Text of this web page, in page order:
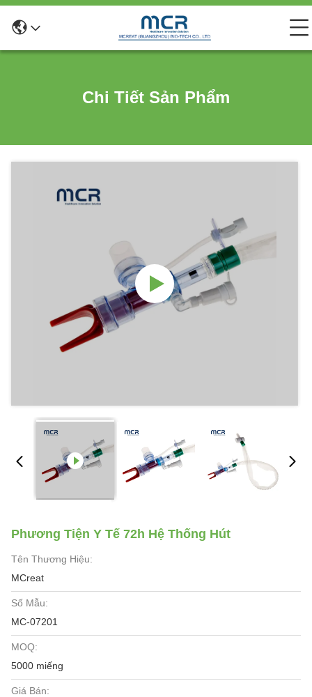
Chi Tiết Sản Phẩm
Phương Tiện Y Tế 72h Hệ Thống Hút
Tên Thương Hiệu:
MCreat
Số Mẫu:
MC-07201
MOQ:
5000 miếng
Giá Bán: